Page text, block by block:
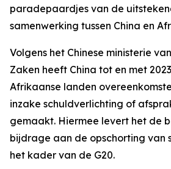
paradepaardjes van de
samenwerking tussen China en
Volgens het Chinese ministerie
Zaken heeft China tot en met
Afrikaanse landen
inzake schuldverlichting of
gemaakt. Hiermee levert het de
bijdrage aan de opschorting van
het kader van de G20.